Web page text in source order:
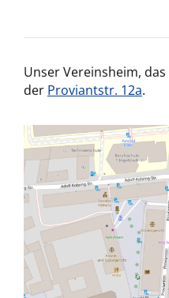
Unser Vereinsheim, das
der Proviantstr. 12a.